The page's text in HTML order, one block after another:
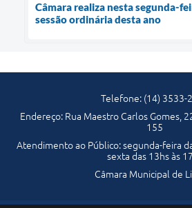
Câmara realiza nesta segunda-
sessão ordinária desta ano
Telefone: (14) 3533-
Endereço: Rua Maestro Carlos Gomes,
155
Atendimento ao Público: segunda-feira
sexta das 13hs às
Câmara Municipal de